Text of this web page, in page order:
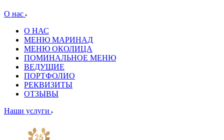
О нас
О НАС
МЕНЮ МАРИНАД
МЕНЮ ОКОЛИЦА
ПОМИНАЛЬНОЕ МЕНЮ
ВЕДУЩИЕ
ПОРТФОЛИО
РЕКВИЗИТЫ
ОТЗЫВЫ
Наши услуги